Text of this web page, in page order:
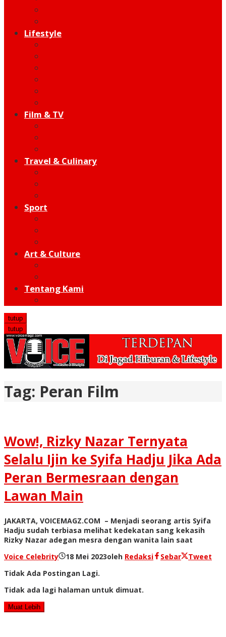
Lifestyle
Film & TV
Travel & Culinary
Sport
Art & Culture
Tentang Kami
tutup
tutup
Tag: Peran Film
Wow!, Rizky Nazar Ternyata
Selalu Ijin ke Syifa Hadju Jika Ada
Peran Bermesraan dengan
Lawan Main
JAKARTA, VOICEMAGZ.COM – Menjadi seorang artis Syifa
Hadju sudah terbiasa melihat kedekatan sang kekasih
Rizky Nazar adegan mesra dengan wanita lain saat
Voice Celebrity
18 Mei 2023oleh Redaksi Sebar
Tweet
Tidak Ada Postingan Lagi.
Tidak ada lagi halaman untuk dimuat.
Muat Lebih